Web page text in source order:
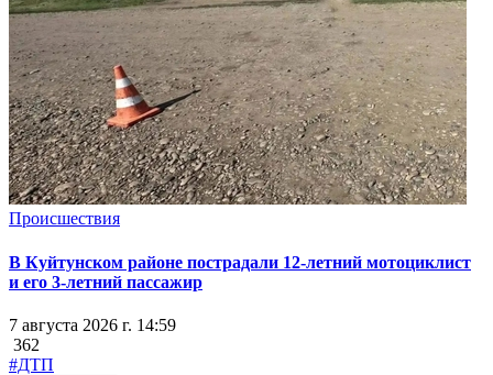
Происшествия
В Куйтунском районе пострадали 12-летний мотоциклист
и его 3-летний пассажир
7 августа 2026 г. 14:59
362
#ДТП